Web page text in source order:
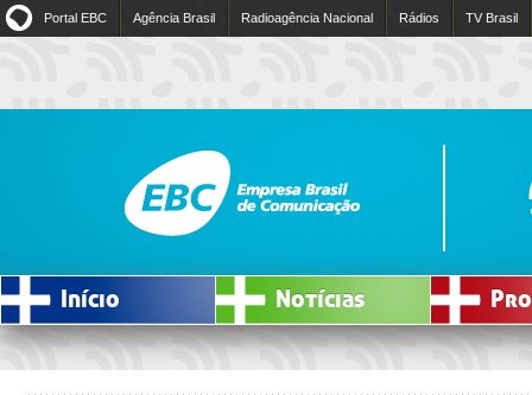
Portal EBC Agência Brasil Radioagência Nacional Rádios TV Brasil
Início Notícias